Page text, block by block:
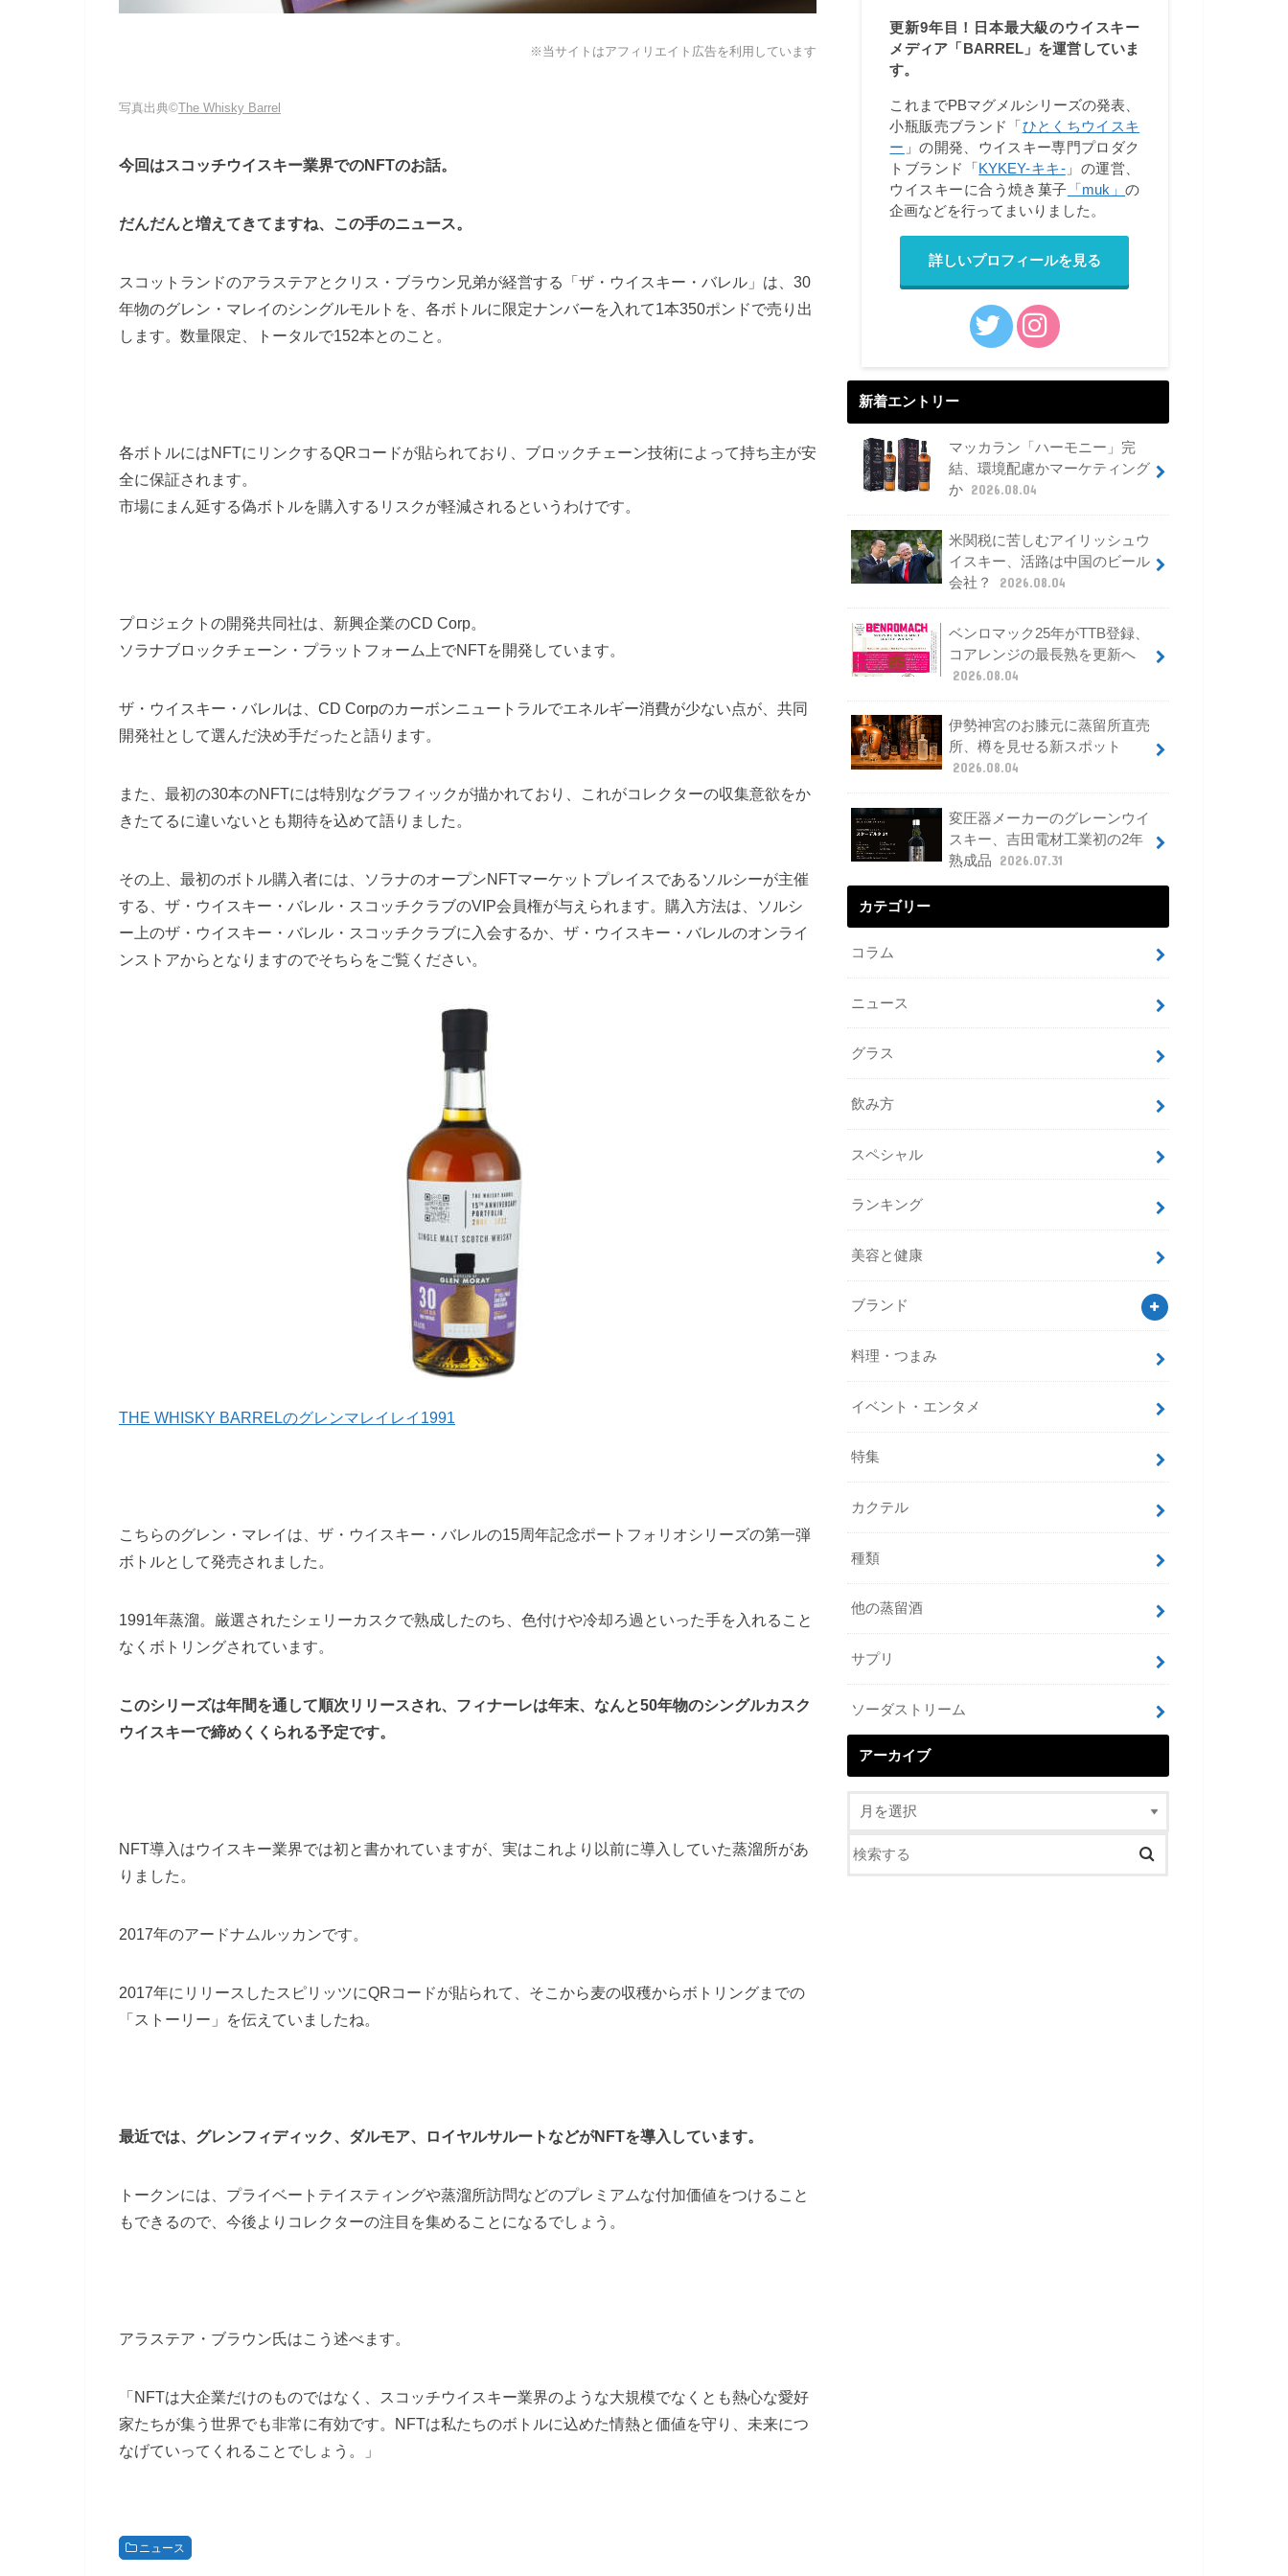
※当サイトはアフィリエイト広告を利用しています
写真出典©The Whisky Barrel
今回はスコッチウイスキー業界でのNFTのお話。
だんだんと増えてきてますね、この手のニュース。
スコットランドのアラステアとクリス・ブラウン兄弟が経営する「ザ・ウイスキー・バレル」は、30
年物のグレン・マレイのシングルモルトを、各ボトルに限定ナンバーを入れて1本350ポンドで売り出
します。数量限定、トータルで152本とのこと。
各ボトルにはNFTにリンクするQRコードが貼られており、ブロックチェーン技術によって持ち主が安
全に保証されます。
市場にまん延する偽ボトルを購入するリスクが軽減されるというわけです。
プロジェクトの開発共同社は、新興企業のCD Corp。
ソラナブロックチェーン・プラットフォーム上でNFTを開発しています。
ザ・ウイスキー・バレルは、CD Corpのカーボンニュートラルでエネルギー消費が少ない点が、共同
開発社として選んだ決め手だったと語ります。
また、最初の30本のNFTには特別なグラフィックが描かれており、これがコレクターの収集意欲をか
きたてるに違いないとも期待を込めて語りました。
その上、最初のボトル購入者には、ソラナのオープンNFTマーケットプレイスであるソルシーが主催
する、ザ・ウイスキー・バレル・スコッチクラブのVIP会員権が与えられます。購入方法は、ソルシ
ー上のザ・ウイスキー・バレル・スコッチクラブに入会するか、ザ・ウイスキー・バレルのオンライ
ンストアからとなりますのでそちらをご覧ください。
THE WHISKY BARRELのグレンマレイレイ1991
こちらのグレン・マレイは、ザ・ウイスキー・バレルの15周年記念ポートフォリオシリーズの第一弾
ボトルとして発売されました。
1991年蒸溜。厳選されたシェリーカスクで熟成したのち、色付けや冷却ろ過といった手を入れること
なくボトリングされています。
このシリーズは年間を通して順次リリースされ、フィナーレは年末、なんと50年物のシングルカスク
ウイスキーで締めくくられる予定です。
NFT導入はウイスキー業界では初と書かれていますが、実はこれより以前に導入していた蒸溜所があ
りました。
2017年のアードナムルッカンです。
2017年にリリースしたスピリッツにQRコードが貼られて、そこから麦の収穫からボトリングまでの
「ストーリー」を伝えていましたね。
最近では、グレンフィディック、ダルモア、ロイヤルサルートなどがNFTを導入しています。
トークンには、プライベートテイスティングや蒸溜所訪問などのプレミアムな付加価値をつけること
もできるので、今後よりコレクターの注目を集めることになるでしょう。
アラステア・ブラウン氏はこう述べます。
「NFTは大企業だけのものではなく、スコッチウイスキー業界のような大規模でなくとも熱心な愛好
家たちが集う世界でも非常に有効です。NFTは私たちのボトルに込めた情熱と価値を守り、未来につ
なげていってくれることでしょう。」
ニュース
更新9年目！日本最大級のウイスキー
メディア「BARREL」を運営していま
す。
これまでPBマグメルシリーズの発表、
小瓶販売ブランド「 ひとくちウイスキ
ー 」の開発、ウイスキー専門プロダク
トブランド「 KYKEY-キキ-」の運営、
ウイスキーに合う焼き菓子 「muk」の
企画などを行ってまいりました。
詳しいプロフィールを見る
新着エントリー
マッカラン「ハーモニー」完
結、環境配慮かマーケティング
か 2026.08.04
米関税に苦しむアイリッシュウ
イスキー、活路は中国のビール
会社？
2026.08.04
ベンロマック25年がTTB登録、
コアレンジの最長熟を更新へ
2026.08.04
伊勢神宮のお膝元に蒸留所直売
所、樽を見せる新スポット
2026.08.04
変圧器メーカーのグレーンウイ
スキー、吉田電材工業初の2年
熟成品
2026.07.31
カテゴリー
コラム
ニュース
グラス
飲み方
スペシャル
ランキング
美容と健康
ブランド
料理・つまみ
イベント・エンタメ
特集
カクテル
種類
他の蒸留酒
サプリ
ソーダストリーム
アーカイブ